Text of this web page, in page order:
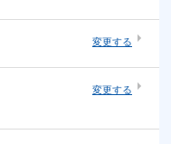
変更する
変更する